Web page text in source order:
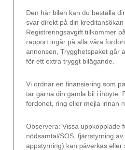
USB Uttag
Aux Uttag
Bluetooth
Elhissar
Elspeglar
17” Fälgar
12 V Uttag
Trötthetsvarnare
Den här bilen kan du beställa
svar direkt på din kreditansökan
Registreringsavgift tillkommer
rapport ingår på alla våra
annonsen, Trygghetspaket går
för ett extra tryggt bilägande.
Vi ordnar en finansiering som
tar gärna din gamla bil i inbyte.
fordonet, ring eller mejla innan
Observera: Vissa uppkopplade
nödsamtal/SOS, fjärrstyrning av
appstyrning) kan påverkas